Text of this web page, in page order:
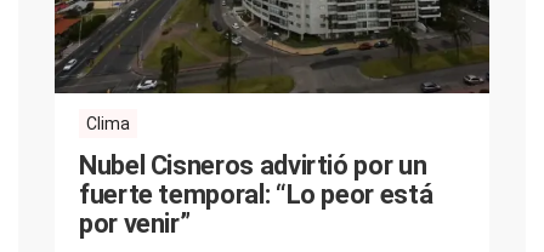
Clima
Nubel Cisneros advirtió por un
fuerte temporal: “Lo peor está
por venir”